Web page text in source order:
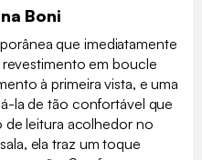
Boni
que imediatamente
em boucle
à primeira vista, e uma
la de tão confortável que
de leitura acolhedor no
ela traz um toque